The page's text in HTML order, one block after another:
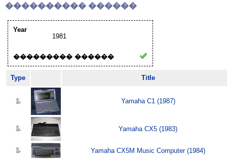
���������� ������
Year
1981
��������� ������
Type Title
Yamaha C1 (1987)
Yamaha CX5 (1983)
Yamaha CX5M Music Computer (1984)